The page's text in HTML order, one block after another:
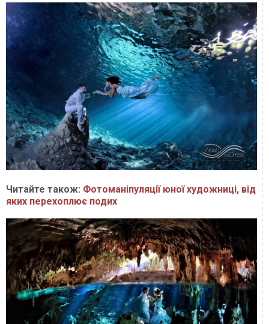
Читайте також: Фотоманіпуляції юної художниці, від
яких перехоплює подих